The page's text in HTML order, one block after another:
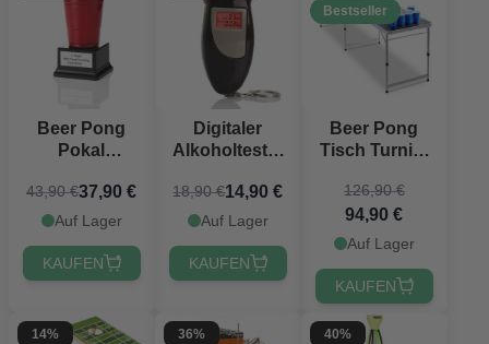
Beer Pong
Pokal
18,5x10 cm
43,90 €37,90 €
Auf Lager
KAUFEN
Digitaler
Alkoholtester
Mundstücken
18,90 €14,90 €
Auf Lager
KAUFEN
Bestseller
Beer Pong
Tisch Turnier
Offizielle
Maße
126,90 €
94,90 €
Auf Lager
KAUFEN
14%
36%
40%